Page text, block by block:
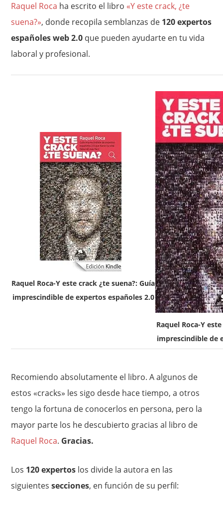
Raquel Roca ha escrito el libro «Y este crack, ¿te
suena?», donde recopila semblanzas de 120 expertos
españoles web 2.0 que pueden ayudarte en tu vida
laboral y profesional.
Raquel Roca-Y este crack ¿te suena?: Guía
imprescindible de expertos españoles 2.0
Raquel Roca-Y
imprescindible de
Recomiendo absolutamente el libro. A algunos de
estos «cracks» les sigo desde hace tiempo, a otros
tengo la fortuna de conocerlos en persona, pero la
mayor parte los he descubierto gracias al libro de
Raquel Roca. Gracias.
Los 120 expertos los divide la autora en las
siguientessecciones, en función de su perfil: